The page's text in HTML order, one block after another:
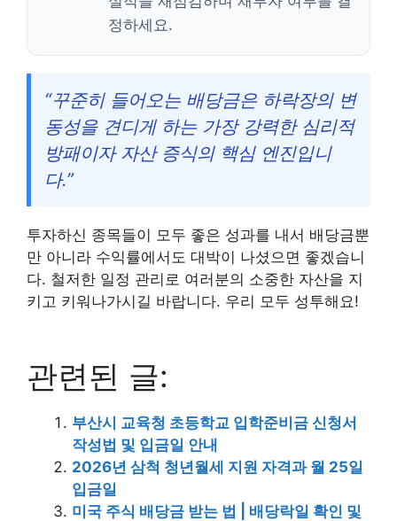
정하세요.
“꾸준히 들어오는 배당금은 하락장의 변
동성을 견디게 하는 가장 강력한 심리적
방패이자 자산 증식의 핵심 엔진입니
다.”
투자하신 종목들이 모두 좋은 성과를 내서 배당금뿐
만 아니라 수익률에서도 대박이 나셨으면 좋겠습니
다. 철저한 일정 관리로 여러분의 소중한 자산을 지
키고 키워나가시길 바랍니다. 우리 모두 성투해요!
관련된 글:
부산시 교육청 초등학교 입학준비금 신청서
작성법 및 입금일 안내
2026년 삼척 청년월세 지원 자격과 월 25일
입금일
미국 주식 배당금 받는 법 | 배당락일 확인 및